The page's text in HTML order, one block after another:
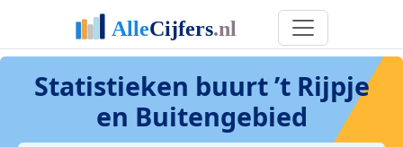
Statistieken buurt ’t Rijpje
en Buitengebied